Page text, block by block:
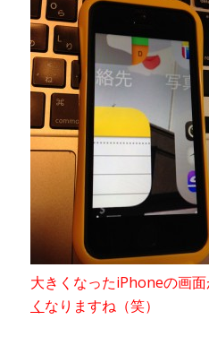
大きくなったiPhoneの画面
く なりますね（笑）